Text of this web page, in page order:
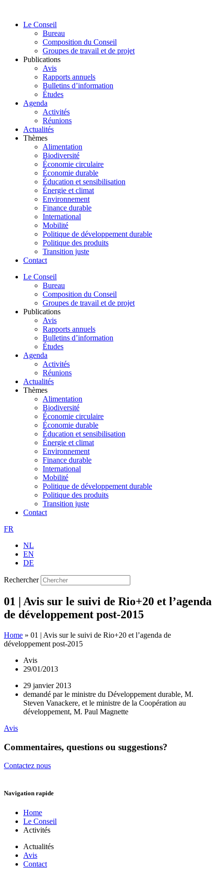
contenuLe Conseil
Bureau
Composition du Conseil
Groupes de travail et de projet
Publications
Avis
Rapports annuels
Bulletins d’information
Études
Agenda
Activités
Réunions
Actualités
Thèmes
Alimentation
Biodiversité
Économie circulaire
Économie durable
Éducation et sensibilisation
Énergie et climat
Environnement
Finance durable
International
Mobilité
Politique de développement durable
Politique des produits
Transition juste
Contact
Le Conseil
Bureau
Composition du Conseil
Groupes de travail et de projet
Publications
Avis
Rapports annuels
Bulletins d’information
Études
Agenda
Activités
Réunions
Actualités
Thèmes
Alimentation
Biodiversité
Économie circulaire
Économie durable
Éducation et sensibilisation
Énergie et climat
Environnement
Finance durable
International
Mobilité
Politique de développement durable
Politique des produits
Transition juste
Contact
FR
NL
EN
DE
Rechercher
01 | Avis sur le suivi de Rio+20 et l’agenda
de développement post-2015
Home » 01 | Avis sur le suivi de Rio+20 et l’agenda de
développement post-2015
Avis
29/01/2013
29 janvier 2013
demandé par le ministre du Développement durable, M.
Steven Vanackere, et le ministre de la Coopération au
développement, M. Paul Magnette
Avis
Commentaires, questions ou suggestions?
Contactez nous
Navigation rapide
Home
Le Conseil
Activités
Actualités
Avis
Contact